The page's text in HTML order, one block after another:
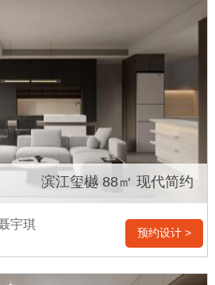
滨江玺樾 88㎡ 现代简约
宇琪
预约设计 >